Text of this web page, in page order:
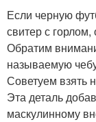
Если черную
свитер с
Обратим
называемую
Советуем взять
Эта деталь
маскулинному